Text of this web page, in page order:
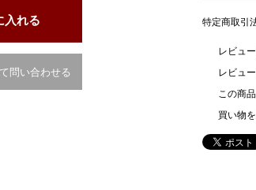
問い合わせる
特定商取引
レビュ
レビュ
この商
買い物